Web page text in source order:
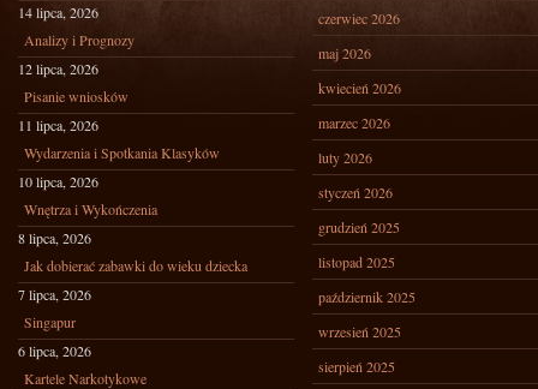
14 lipca, 2026
Analizy i Prognozy
12 lipca, 2026
Pisanie wniosków
11 lipca, 2026
Wydarzenia i Spotkania Klasyków
10 lipca, 2026
Wnętrza i Wykończenia
8 lipca, 2026
Jak dobierać zabawki do wieku dziecka
7 lipca, 2026
Singapur
6 lipca, 2026
Kartele Narkotykowe
czerwiec 2026
maj 2026
kwiecień 2026
marzec 2026
luty 2026
styczeń 2026
grudzień 2025
listopad 2025
październik 2025
wrzesień 2025
sierpień 2025